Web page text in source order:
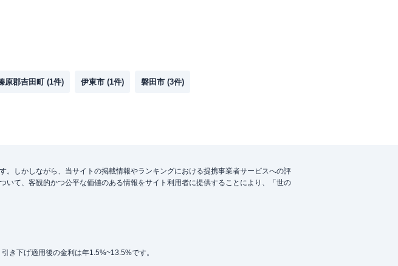
原郡吉田町 (1件) 伊東市 (1件) 磐田市 (3件)
しかしながら、当サイトの掲載情報やランキングにおける提携事業者サービスへの評
て、客観的かつ公平な価値のある情報をサイト利用者に提供することにより、「世の
き下げ適用後の金利は年1.5%~13.5%です。